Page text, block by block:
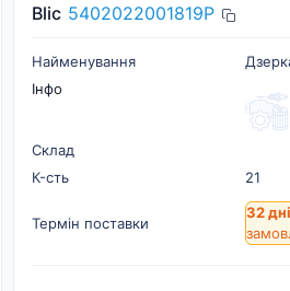
Blic 5402022001819P
Найменування
Інфо
Склад
К-cть
21
Термін поставки
32 дні